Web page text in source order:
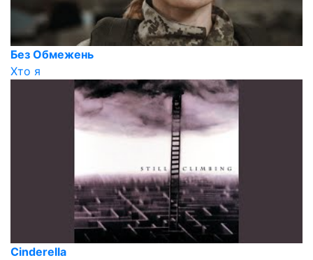
Без Обмежень
Хто я
Cinderella